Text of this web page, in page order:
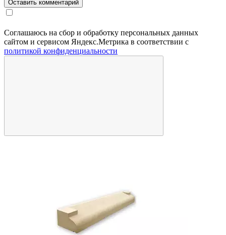
Соглашаюсь на сбор и обработку персональных данных
сайтом и сервисом Яндекс.Метрика в соответствии с
политикой конфиденциальности